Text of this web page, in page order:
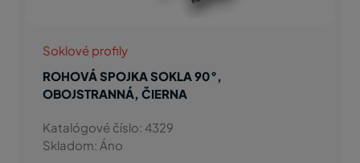
Soklové profily
ROHOVÁ SPOJKA SOKLA 90°,
OBOJSTRANNÁ, ČIERNA
Katalógové číslo: 4329
Skladom: Áno